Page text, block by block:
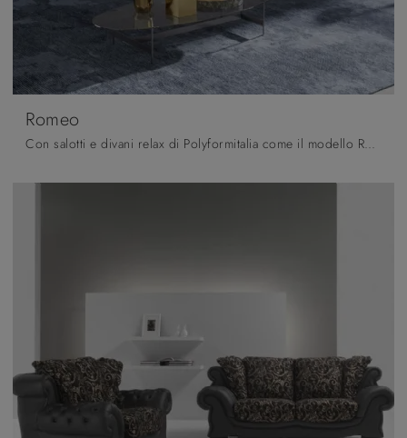
Romeo
Con salotti e divani relax di Polyformitalia come il modello Romeo in pelle, potrai ultimare il tuo concept d'arredo.